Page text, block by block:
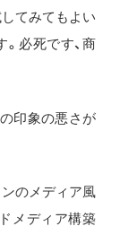
てみてもよい
必死です、商
印象の悪さが
のメディア風
メディア構築